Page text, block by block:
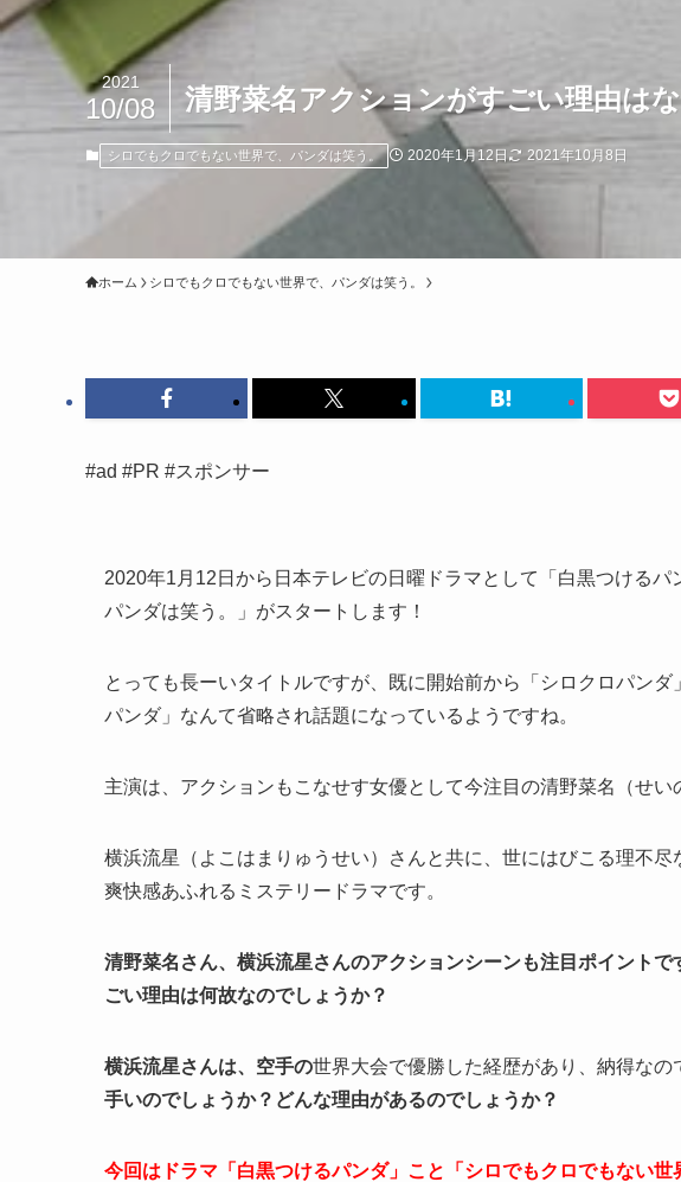
清野菜名アクションがすごい理由は
2021
10/08
シロでもクロでもない世界で、パンダは笑う。 2020年1月12日 2021年10月8日
ホーム シロでもクロでもない世界で、パンダは笑う。
#ad #PR #スポンサー
2020年1月12日から日本テレビの日曜ドラマとして「白黒つけるパ
パンダは笑う。」がスタートします！
とっても長ーいタイトルですが、既に開始前から「シロクロパン
パンダ」なんて省略され話題になっているようですね。
主演は、アクションもこなせす女優として今注目の清野菜名（せい
横浜流星（よこはまりゅうせい）さんと共に、世にはびこる理不尽
爽快感あふれるミステリードラマです。
清野菜名さん、横浜流星さんのアクションシーンも注目ポイント
ごい理由は何故なのでしょうか？
横浜流星さんは、空手の世界大会で優勝した経歴があり、納得なの
手いのでしょうか？どんな理由があるのでしょうか？
今回はドラマ「白黒つけるパンダ」こと「シロでもクロでもない